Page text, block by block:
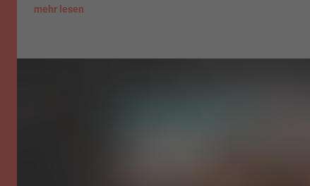
mehr lesen